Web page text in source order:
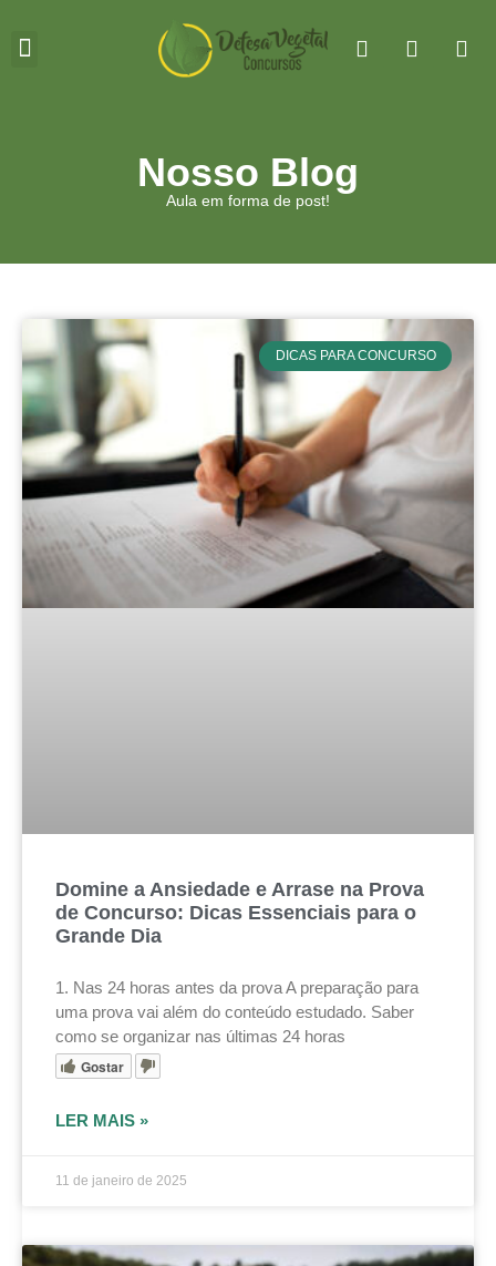
Nosso Blog
Aula em forma de post!
DICAS PARA CONCURSO
Domine a Ansiedade e Arrase na Prova
de Concurso: Dicas Essenciais para o
Grande Dia
1. Nas 24 horas antes da prova A preparação para
uma prova vai além do conteúdo estudado. Saber
como se organizar nas últimas 24 horas
Gostar
LER MAIS »
11 de janeiro de 2025